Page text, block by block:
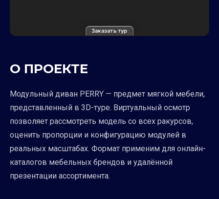
Заказать тур
О ПРОЕКТЕ
Модульный диван PERRY — предмет мягкой мебели,
представленный в 3D-туре. Виртуальный осмотр
позволяет рассмотреть модель со всех ракурсов,
оценить пропорции и конфигурацию модулей в
реальных масштабах. Формат применим для онлайн-
каталогов мебельных брендов и удалённой
презентации ассортимента.